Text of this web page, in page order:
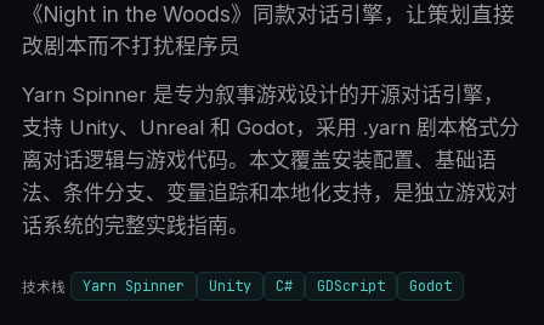
《Night in the Woods》同款对话引擎，让策划直接
改剧本而不打扰程序员
Yarn Spinner 是专为叙事游戏设计的开源对话引擎，
支持 Unity、Unreal 和 Godot，采用 .yarn 剧本格式分
离对话逻辑与游戏代码。本文覆盖安装配置、基础语
法、条件分支、变量追踪和本地化支持，是独立游戏对
话系统的完整实践指南。
技术栈 Yarn Spinner Unity C# GDScript Godot